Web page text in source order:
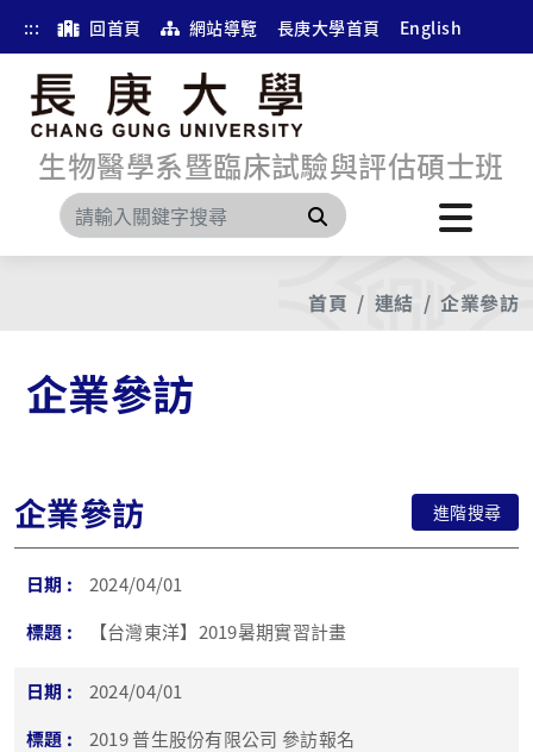
::: 回首頁 網站導覽 長庚大學首頁 English
生物醫學系暨臨床試驗與評估碩士班
搜尋
首頁 連結 企業參訪
企業參訪
企業參訪 進階搜尋
2024/04/01
【台灣東洋】2019暑期實習計畫
2024/04/01
2019 普生股份有限公司 參訪報名